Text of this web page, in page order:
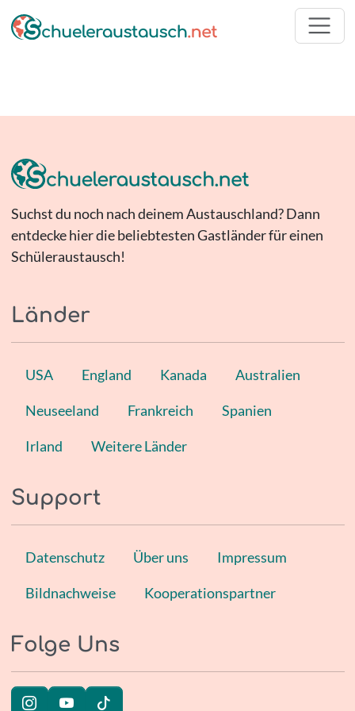
Suchst du noch nach deinem Austauschland? Dann
entdecke hier die beliebtesten Gastländer für einen
Schüleraustausch!
Länder
USA England Kanada Australien
Neuseeland Frankreich Spanien
Irland Weitere Länder
Support
Datenschutz Über uns Impressum
Bildnachweise Kooperationspartner
Folge Uns